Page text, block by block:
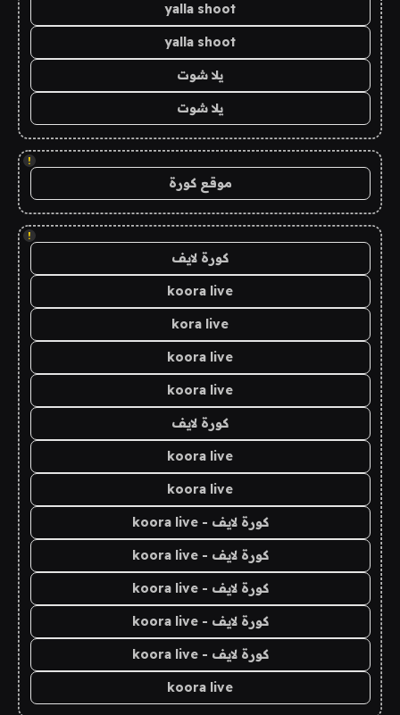
yalla shoot
yalla shoot
يلا شوت
يلا شوت
!
موقع كورة
!
كورة لايف
koora live
kora live
koora live
koora live
كورة لايف
koora live
koora live
كورة لايف - koora live
كورة لايف - koora live
كورة لايف - koora live
كورة لايف - koora live
كورة لايف - koora live
koora live